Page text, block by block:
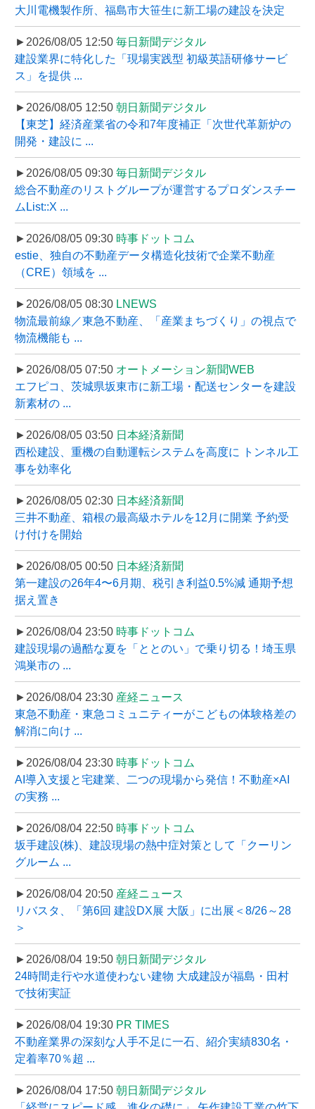
大川電機製作所、福島市大笹生に新工場の建設を決定
►2026/08/05 12:50 毎日新聞デジタル
建設業界に特化した「現場実践型 初級英語研修サービ
ス」を提供 ...
►2026/08/05 12:50 朝日新聞デジタル
【東芝】経済産業省の令和7年度補正「次世代革新炉の
開発・建設に ...
►2026/08/05 09:30 毎日新聞デジタル
総合不動産のリストグループが運営するプロダンスチー
ムList::X ...
►2026/08/05 09:30 時事ドットコム
estie、独自の不動産データ構造化技術で企業不動産
（CRE）領域を ...
►2026/08/05 08:30 LNEWS
物流最前線／東急不動産、「産業まちづくり」の視点で
物流機能も ...
►2026/08/05 07:50 オートメーション新聞WEB
エフピコ、茨城県坂東市に新工場・配送センターを建設
新素材の ...
►2026/08/05 03:50 日本経済新聞
西松建設、重機の自動運転システムを高度に トンネル工
事を効率化
►2026/08/05 02:30 日本経済新聞
三井不動産、箱根の最高級ホテルを12月に開業 予約受
け付けを開始
►2026/08/05 00:50 日本経済新聞
第一建設の26年4〜6月期、税引き利益0.5%減 通期予想
据え置き
►2026/08/04 23:50 時事ドットコム
建設現場の過酷な夏を「ととのい」で乗り切る！埼玉県
鴻巣市の ...
►2026/08/04 23:30 産経ニュース
東急不動産・東急コミュニティーがこどもの体験格差の
解消に向け ...
►2026/08/04 23:30 時事ドットコム
AI導入支援と宅建業、二つの現場から発信！不動産×AI
の実務 ...
►2026/08/04 22:50 時事ドットコム
坂手建設(株)、建設現場の熱中症対策として「クーリン
グルーム ...
►2026/08/04 20:50 産経ニュース
リバスタ、「第6回 建設DX展 大阪」に出展＜8/26～28
＞
►2026/08/04 19:50 朝日新聞デジタル
24時間走行や水道使わない建物 大成建設が福島・田村
で技術実証
►2026/08/04 19:30 PR TIMES
不動産業界の深刻な人手不足に一石、紹介実績830名・
定着率70％超 ...
►2026/08/04 17:50 朝日新聞デジタル